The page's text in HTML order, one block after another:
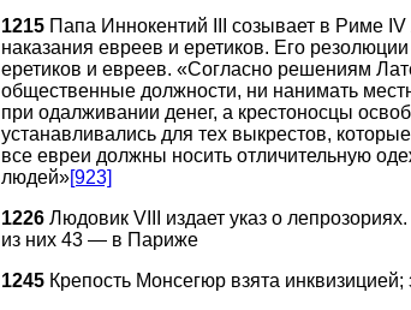
1215Папа Иннокентий III созывает в Риме
наказания евреев и еретиков. Его
еретиков и евреев. «Согласно решениям
общественные должности, ни нанимать
при одалживании денег, а крестоносцы
устанавливались для тех выкрестов,
все евреи должны носить отличительную
людей»[923]
1226 Людовик VIII издает указ о
из них 43 — в Париже
1245 Крепость Монсегюр взята